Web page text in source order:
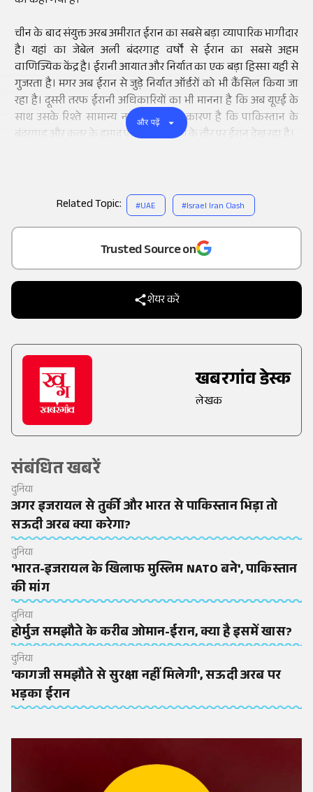
Add
as a
Trusted Source on
शेयर करें
खबरगांव डेस्क
लेखक
संबंधित खबरें
दुनिया
अगर इजरायल से तुर्की और भारत से पाकिस्तान भिड़ा तो
सऊदी अरब क्या करेगा?
दुनिया
'भारत-इजरायल के खिलाफ मुस्लिम NATO बने', पाकिस्तान
की मांग
दुनिया
होर्मुज समझौते के करीब ओमान-ईरान, क्या है इसमें खास?
दुनिया
'कागजी समझौते से सुरक्षा नहीं मिलेगी', सऊदी अरब पर
भड़का ईरान
चीन के बाद संयुक्त अरब अमीरात ईरान का सबसे बड़ा व्यापारिक भागीदार
है। यहां का जेबेल अली बंदरगाह वर्षों से ईरान का सबसे अहम
वाणिज्यिक केंद्र है। ईरानी आयात और निर्यात का एक बड़ा हिस्सा यही से
गुजरता है। मगर अब ईरान से जुड़े निर्यात ऑर्डरों को भी कैंसिल किया जा
रहा है। दूसरी तरफ ईरानी अधिकारियों का भी मानना है कि अब यूएई के
साथ उसके रिश्ते सामान्य नहीं होंगे। यही कारण है कि पाकिस्तान के
बंदरगाह और कतर के हमाद पोर्ट को विकल्प के तौर पर ईरान देख रहा है।
और पढ़ें
Related Topic: #UAE #Israel Iran Clash